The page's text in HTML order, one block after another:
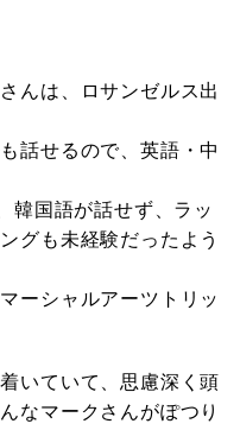
んは、ロサンゼルス出
話せるので、英語・中
韓国語が話せず、ラッ
グも未経験だったよう
ーシャルアーツトリッ
いていて、思慮深く頭
なマークさんがぽつり